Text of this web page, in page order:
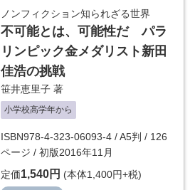
ノンフィクション知られざる世界
不可能とは、可能性だ パラ
リンピック金メダリスト新田
佳浩の挑戦
笹井恵里子 著
小学校高学年から
ISBN978-4-323-06093-4 / A5判 / 126
ページ / 初版2016年11月
定価1,540円 (本体1,400円+税)